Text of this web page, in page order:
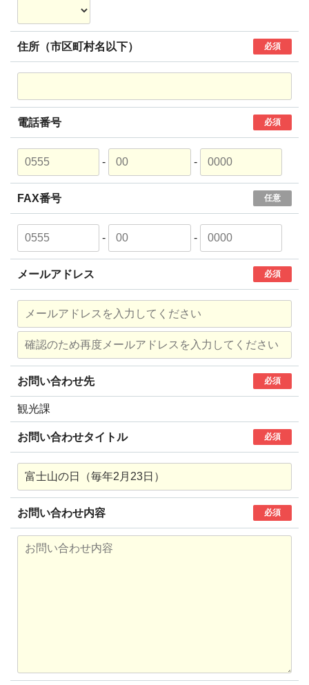
住所（市区町村名以下） 必須
電話番号 必須
- -
FAX番号 任意
- -
メールアドレス 必須
お問い合わせ先 必須
観光課
お問い合わせタイトル 必須
お問い合わせ内容 必須